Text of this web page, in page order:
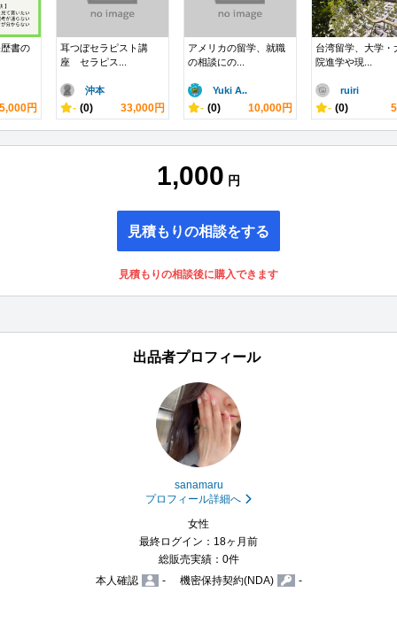
書の
5,000円
耳つぼセラピスト講
座 セラピス...
沖本
- (0) 33,000円
アメリカの留学、就職
の相談にの...
Yuki A..
- (0) 10,000円
台湾留学、大学・
院進学や現...
ruiri
- (0)
1,000 円
見積もりの相談をする
見積もりの相談後に購入できます
出品者プロフィール
sanamaru
プロフィール詳細へ
女性
最終ログイン：18ヶ月前
総販売実績：0件
本人確認
- 機密保持契約(NDA) -